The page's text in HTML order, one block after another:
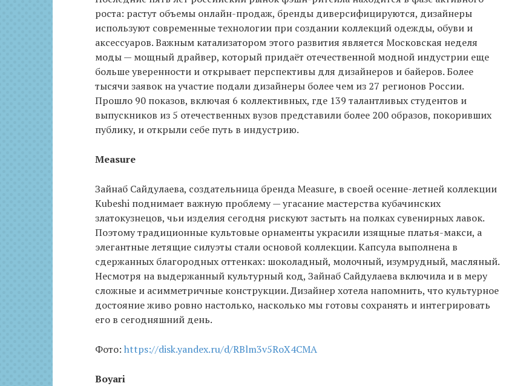
роста: растут объемы онлайн-продаж, бренды диверсифицируются, дизайнеры
используют современные технологии при создании коллекций одежды, обуви и
аксессуаров. Важным катализатором этого развития является Московская неделя
моды — мощный драйвер, который придаёт отечественной модной индустрии еще
больше уверенности и открывает перспективы для дизайнеров и байеров. Более
тысячи заявок на участие подали дизайнеры более чем из 27 регионов России.
Прошло 90 показов, включая 6 коллективных, где 139 талантливых студентов и
выпускников из 5 отечественных вузов представили более 200 образов, покоривших
публику, и открыли себе путь в индустрию.
Measure
Зайнаб Сайдулаева, создательница бренда Measure, в своей осенне-летней коллекции
Kubeshi поднимает важную проблему — угасание мастерства кубачинских
златокузнецов, чьи изделия сегодня рискуют застыть на полках сувенирных лавок.
Поэтому традиционные культовые орнаменты украсили изящные платья-макси, а
элегантные летящие силуэты стали основой коллекции. Капсула выполнена в
сдержанных благородных оттенках: шоколадный, молочный, изумрудный, масляный.
Несмотря на выдержанный культурный код, Зайнаб Сайдулаева включила и в меру
сложные и асимметричные конструкции. Дизайнер хотела напомнить, что культурное
достояние живо ровно настолько, насколько мы готовы сохранять и интегрировать
его в сегодняшний день.
Фото: https://disk.yandex.ru/d/RBlm3v5RoX4CMA
Boyari